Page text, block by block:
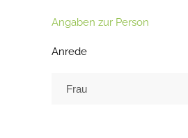
Angaben zur Person
Anrede